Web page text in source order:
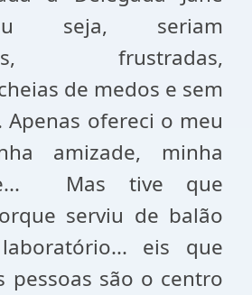
seja, seriam
frustradas,
de medos e sem
Apenas ofereci o meu
amizade, minha
Mas tive que
serviu de balão
eis que
pessoas são o centro